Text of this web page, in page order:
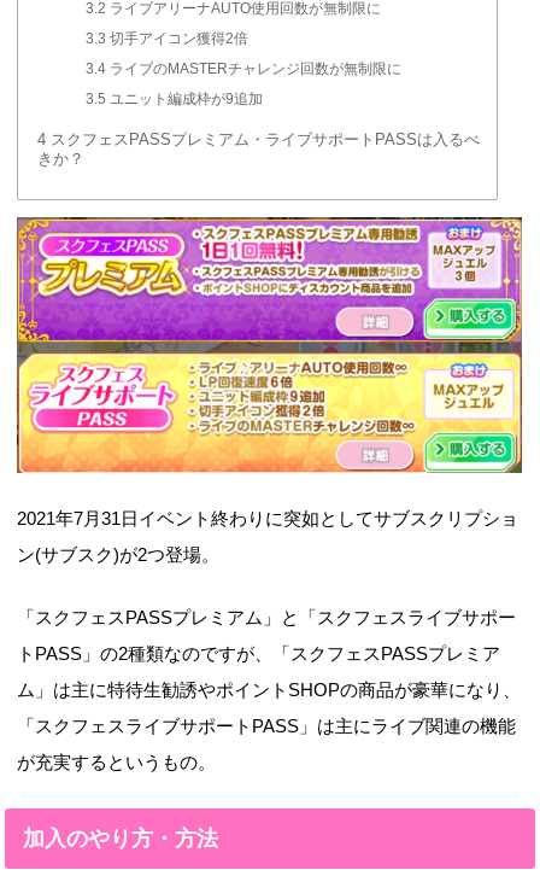
3.2 ライブアリーナAUTO使用回数が無制限に
3.3 切手アイコン獲得2倍
3.4ライブのMASTERチャレンジ回数が無制限に
3.5 ユニット編成枠が9追加
4 スクフェスPASSプレミアム・ライブサポートPASSは入るべ
きか？
2021年7月31日イベント終わりに突如としてサブスクリプショ
ン(サブスク)が2つ登場。
「スクフェスPASSプレミアム」と「スクフェスライブサポー
トPASS」の2種類なのですが、「スクフェスPASSプレミア
ム」は主に特待生勧誘やポイントSHOPの商品が豪華になり、
「スクフェスライブサポートPASS」は主にライブ関連の機能
が充実するというもの。
加入のやり方・方法